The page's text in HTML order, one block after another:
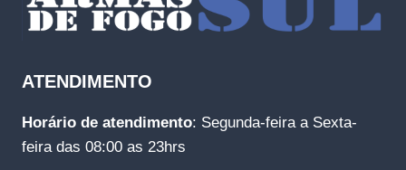
ATENDIMENTO
Horário de atendimento: Segunda-feira a Sexta-
feira das 08:00 as 23hrs